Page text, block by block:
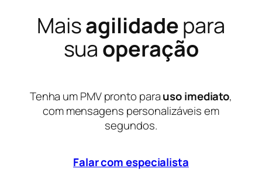
Maisagilidadepara
sua operação
Tenha um PMV pronto parauso imediato,
com mensagens personalizáveis em
segundos.
Falar com especialista